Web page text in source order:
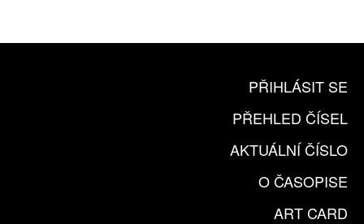
PŘIHLÁSIT SE
PŘEHLED ČÍSEL
AKTUÁLNÍ ČÍSLO
O ČASOPISE
ART CARD